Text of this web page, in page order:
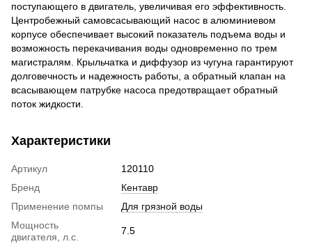
поступающего в двигатель, увеличивая его эффективность.
Центробежный самовсасывающий насос в алюминиевом
корпусе обеспечивает высокий показатель подъема воды и
возможность перекачивания воды одновременно по трем
магистралям. Крыльчатка и диффузор из чугуна гарантируют
долговечность и надежность работы, а обратный клапан на
всасывающем патрубке насоса предотвращает обратный
поток жидкости.
Характеристики
Артикул
120110
Бренд
Кентавр
Применение помпы
Для грязной воды
Мощность
двигателя, л.с.
7.5